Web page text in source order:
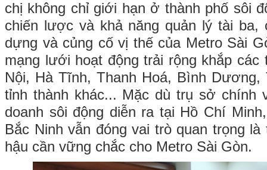
chị không chỉ giới hạn ở thành phố sôi
chiến lược và khả năng quản lý tài
dựng và củng cố vị thế của Metro Sài
mạng lưới hoạt động trải rộng khắp
Nội, Hà Tĩnh, Thanh Hoá, Bình Dương,
tỉnh thành khác... Mặc dù trụ sở chính
doanh sôi động diễn ra tại Hồ Chí
Bắc Ninh vẫn đóng vai trò quan trọng
hậu cần vững chắc cho Metro Sài Gòn.